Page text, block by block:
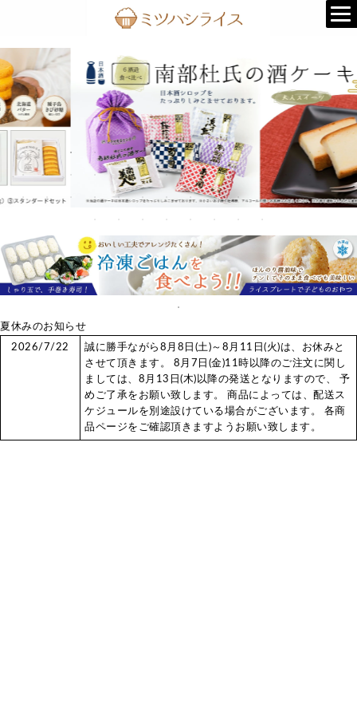
夏休みのお知らせ
2026/7/22
誠に勝手ながら8月8日(土)～8月11日(火)は、お休みと
させて頂きます。 8月7日(金)11時以降のご注文に関し
ましては、8月13日(木)以降の発送となりますので、 予
めご了承をお願い致します。 商品によっては、配送ス
ケジュールを別途設けている場合がございます。 各商
品ページをご確認頂きますようお願い致します。